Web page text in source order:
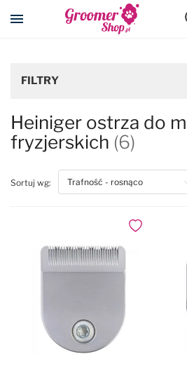
Przejdź na stronę główną
FILTRY
Heiniger ostrza do
fryzjerskich (6)
Sortuj wg:
Dodaj do